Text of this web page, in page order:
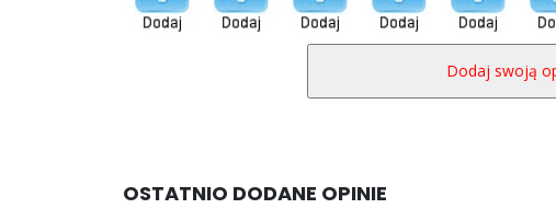
OSTATNIO DODANE OPINIE